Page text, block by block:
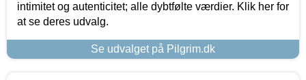
intimitet og autenticitet; alle dybtfølte værdier. Klik her for
at se deres udvalg.
Se udvalget på Pilgrim.dk